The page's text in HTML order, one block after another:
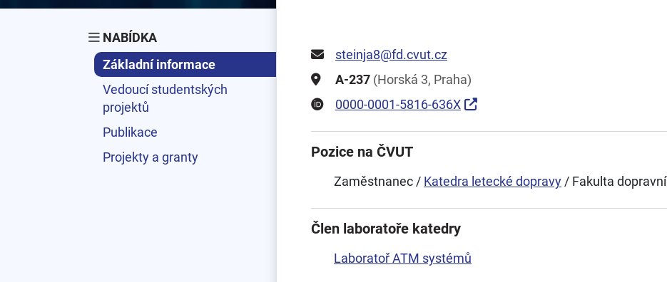
NABÍDKA
Základní informace
Vedoucí studentských
projektů
Publikace
Projekty a granty
steinja8@fd.cvut.cz
A-237 (Horská 3, Praha)
0000-0001-5816-636X
Pozice na ČVUT
Zaměstnanec / Katedra letecké dopravy / Fakulta dopravní
Člen laboratoře katedry
Laboratoř ATM systémů